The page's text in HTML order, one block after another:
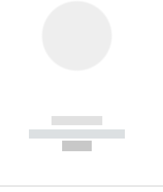
------------
----------- -----------